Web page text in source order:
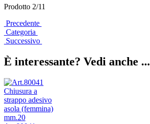
Prodotto 2/11
Precedente
Categoria
Successivo
È interessante? Vedi anche ...